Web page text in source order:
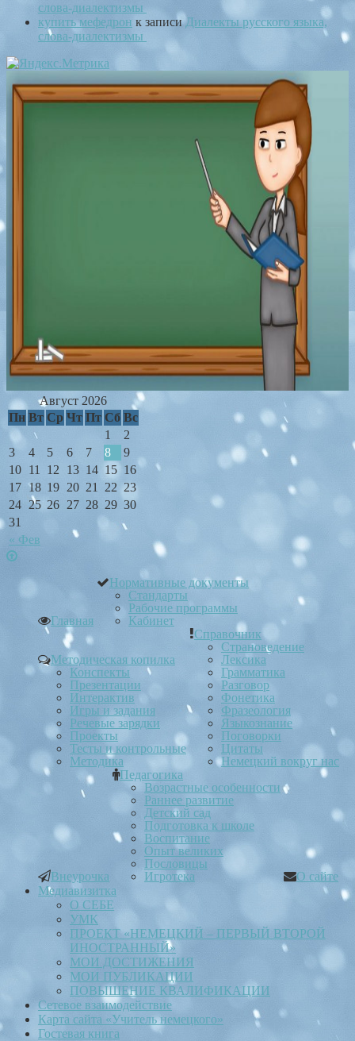
слова-диалектизмы
купить мефедрон к записиДиалекты русского языка,
слова-диалектизмы
Август 2026
Пн Вт Ср Чт Пт Сб Вс
« Фев
1
2
3
4 5 6 7 8
9
10 11 12 13 14 15 16
17 18 19 20 21 22 23
24 25 26 27 28 29 30
31
Главная
Нормативные документы
Стандарты
Рабочие программы
Кабинет
Методическая копилка
Конспекты
Презентации
Интерактив
Игры и задания
Речевые зарядки
Проекты
Тесты и контрольные
Методика
Справочник
Страноведение
Лексика
Грамматика
Разговор
Фонетика
Фразеология
Языкознание
Поговорки
Цитаты
Немецкий вокруг нас
Внеурочка
Педагогика
Возрастные особенности
Раннее развитие
Детский сад
Подготовка к школе
Воспитание
Опыт великих
Пословицы
Игротека
О сайте
Медиавизитка
О СЕБЕ
УМК
ПРОЕКТ «НЕМЕЦКИЙ – ПЕРВЫЙ ВТОРОЙ
ИНОСТРАННЫЙ»
МОИ ДОСТИЖЕНИЯ
МОИ ПУБЛИКАЦИИ
ПОВЫШЕНИЕ КВАЛИФИКАЦИИ
Сетевое взаимодействие
Карта сайта «Учитель немецкого»
Гостевая книга